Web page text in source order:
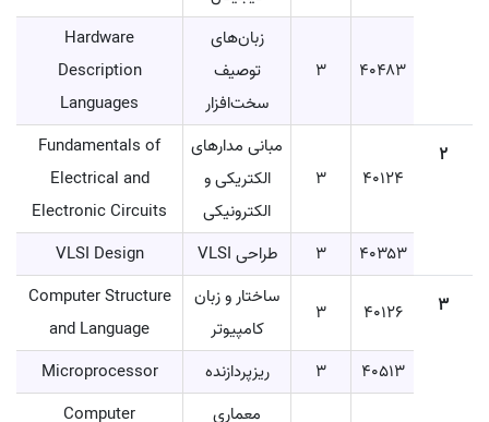
۴۰۴۸۳ ۳
زبان‌های
توصیف
سخت‌افزار
Hardware
Description
Languages
2
۴۰۱۲۴
۳
مبانی مدارهای
الکتریکی و
الکترونیکی
Fundamentals of
Electrical and
Electronic Circuits
۴۰۳۵۳
۳ طراحی VLSI
VLSI Design
3
۴۰۱۲۶ ۳
ساختار و زبان
کامپیوتر
Computer Structure
and Language
۴۰۵۱۳
۳ ریزپردازنده Microprocessor
معماری Computer